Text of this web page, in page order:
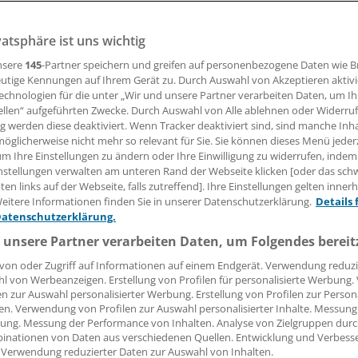
Skandal weist die Siemens BKK darauf hin, welche
Telematikinfrastruktur (TI) in solchen Fällen hätte.
10:09 Uhr
bei der Siemens Betriebskrankenkasse (SKB) mit ihren
seien rund 30.000 Patienten vom Valsartan-
eine fertige Telematikinfrastruktur und einen geregelten
dann wäre es im Fall Valsartan anders gelaufen als heute,
ist uns wichtig
145-Partner speichern und greifen auf personenbezogene Daten wie
Kennungen auf Ihrem Gerät zu. Durch Auswahl von Akzeptieren
für die unter „Wir und unsere Partner verarbeiten Daten, um
aufgeführten Zwecke. Durch Auswahl von Alle ablehnen oder
werden diese deaktiviert. Wenn Tracker deaktiviert sind, sind manche
nicht mehr so relevant für Sie. Sie können dieses Menü
Ihre Einstellungen zu ändern oder Ihre Einwilligung zu widerrufen, indem
verwalten am unteren Rand der Webseite klicken [oder das
links auf der Webseite, falls zutreffend]. Ihre Einstellungen gelten
Informationen finden Sie in unserer Datenschutzerklärung. Details
Partner verarbeiten Daten, um Folgendes
oder Zugriff auf Informationen auf einem Endgerät. Verwendung
von Werbeanzeigen. Erstellung von Profilen für personalisierte
zur Auswahl personalisierter Werbung. Erstellung von Profilen zur
Verwendung von Profilen zur Auswahl personalisierter Inhalte.
Messung der Performance von Inhalten. Analyse von Zielgruppen
von Daten aus verschiedenen Quellen. Entwicklung und
reduzierter Daten zur Auswahl von Inhalten.